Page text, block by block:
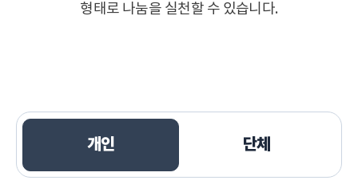
형태로 나눔을 실천할 수 있습니다.
개인 단체